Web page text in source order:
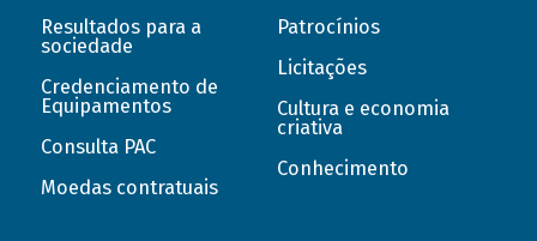
Resultados para a
sociedade
Credenciamento de
Equipamentos
Consulta PAC
Moedas contratuais
Patrocínios
Licitações
Cultura e economia
criativa
Conhecimento